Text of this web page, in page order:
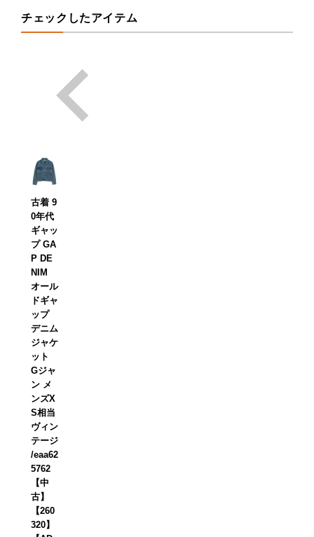
チェックしたアイテム
古着 9
0年代
ギャッ
プ GA
P DE
NIM
オール
ドギャ
ップ
デニム
ジャケ
ット
Gジャ
ン メ
ンズX
S相当
ヴィン
テージ
/eaa62
5762
【中
古】
【260
320】